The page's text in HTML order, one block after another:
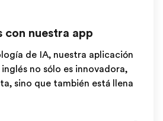
con nuestra app
de IA, nuestra aplicación
no sólo es innovadora,
sino que también está llena